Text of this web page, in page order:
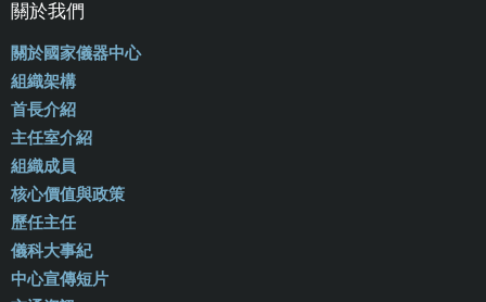
關於我們
關於國家儀器中心
組織架構
首長介紹
主任室介紹
組織成員
核心價值與政策
歷任主任
儀科大事紀
中心宣傳短片